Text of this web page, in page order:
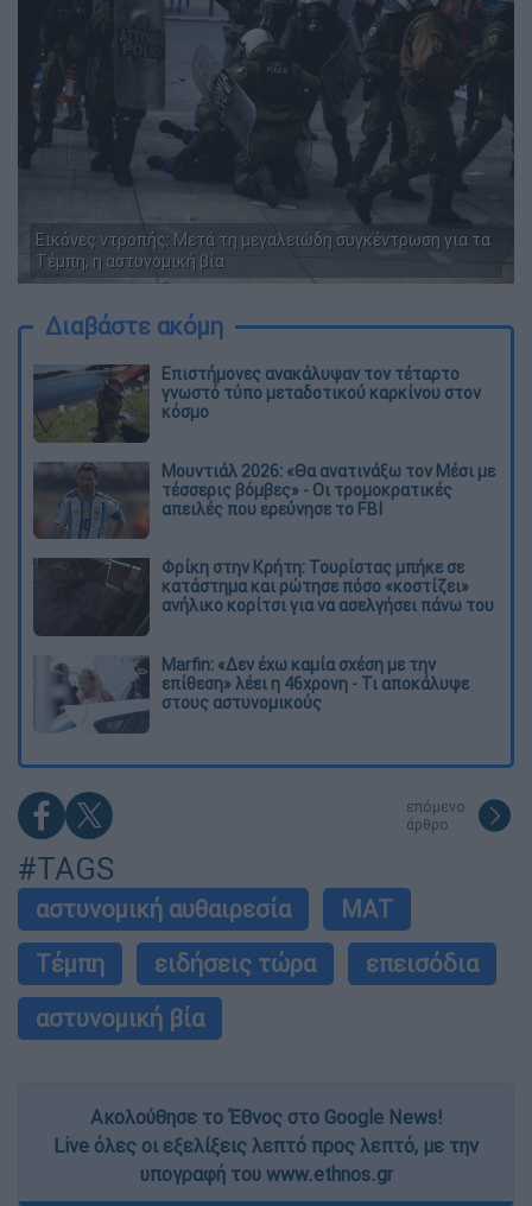
Εικόνες ντροπής: Μετά τη μεγαλειώδη συγκέντρωση για τα
Τέμπη, η αστυνομική βία
Διαβάστε ακόμη
Επιστήμονες ανακάλυψαν τον τέταρτο
γνωστό τύπο μεταδοτικού καρκίνου στον
κόσμο
Μουντιάλ 2026: «Θα ανατινάξω τον Μέσι με
τέσσερις βόμβες» - Οι τρομοκρατικές
απειλές που ερεύνησε το FBI
Φρίκη στην Κρήτη: Τουρίστας μπήκε σε
κατάστημα και ρώτησε πόσο «κοστίζει»
ανήλικο κορίτσι για να ασελγήσει πάνω του
Marfin: «Δεν έχω καμία σχέση με την
επίθεση» λέει η 46χρονη - Τι αποκάλυψε
στους αστυνομικούς
επόμενο
άρθρο
#TAGS
αστυνομική αυθαιρεσία
ΜΑΤ
Τέμπη
ειδήσεις τώρα
επεισόδια
αστυνομική βία
Ακολούθησε το Έθνος στο Google News!
Live όλες οι εξελίξεις λεπτό προς λεπτό, με την
υπογραφή του www.ethnos.gr